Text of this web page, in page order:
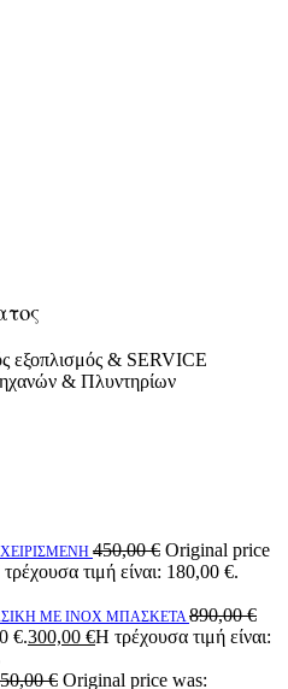
εξοπλισμός & SERVICE
& Πλυντηρίων
450,00€ Original price
τιμή είναι: 180,00 €.
ΜΕ ΙΝΟΧ ΜΠΑΣΚΕΤΑ 890,00€
€.300,00 €Η τρέχουσα τιμή είναι:
€ Original price was: